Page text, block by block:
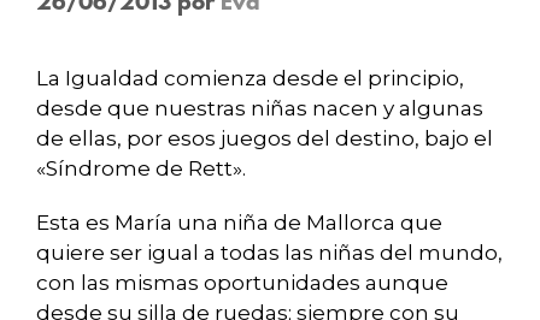
La Igualdad comienza desde el principio,
desde que nuestras niñas nacen y algunas
de ellas, por esos juegos del destino, bajo el
«Síndrome de Rett».
Esta es María una niña de Mallorca que
quiere ser igual a todas las niñas del mundo,
con las mismas oportunidades aunque
desde su silla de ruedas; siempre con su